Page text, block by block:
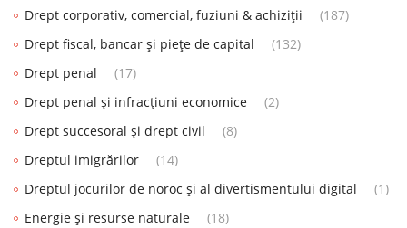
Drept corporativ, comercial, fuziuni & achiziții
(187)
Drept fiscal, bancar și piețe de capital
(132)
Drept penal
(17)
Drept penal și infracțiuni economice
(2)
Drept succesoral și drept civil
(8)
Dreptul imigrărilor
(14)
Dreptul jocurilor de noroc și al divertismentului digital
(1)
Energie și resurse naturale
(18)